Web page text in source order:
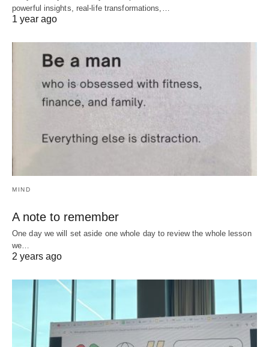
powerful insights, real-life transformations,…
1 year ago
MIND
A note to remember
One day we will set aside one whole day to review the whole lesson
we…
2 years ago